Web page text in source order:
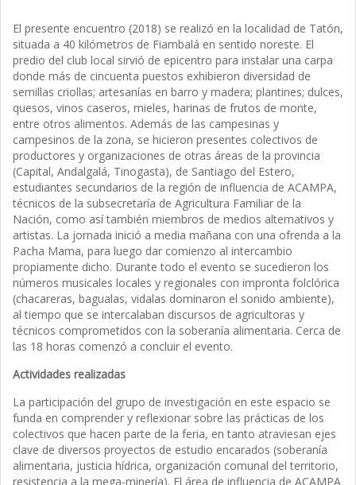
El presente encuentro (2018) se realizó en la localidad de Tatón,
situada a 40 kilómetros de Fiambalá en sentido noreste. El
predio del club local sirvió de epicentro para instalar una carpa
donde más de cincuenta puestos exhibieron diversidad de
semillas criollas; artesanías en barro y madera; plantines; dulces,
quesos, vinos caseros, mieles, harinas de frutos de monte,
entre otros alimentos. Además de las campesinas y
campesinos de la zona, se hicieron presentes colectivos de
productores y organizaciones de otras áreas de la provincia
(Capital, Andalgalá, Tinogasta), de Santiago del Estero,
estudiantes secundarios de la región de influencia de ACAMPA,
técnicos de la subsecretaría de Agricultura Familiar de la
Nación, como así también miembros de medios alternativos y
artistas. La jornada inició a media mañana con una ofrenda a la
Pacha Mama, para luego dar comienzo al intercambio
propiamente dicho. Durante todo el evento se sucedieron los
números musicales locales y regionales con impronta folclórica
(chacareras, bagualas, vidalas dominaron el sonido ambiente),
al tiempo que se intercalaban discursos de agricultoras y
técnicos comprometidos con la soberanía alimentaria. Cerca de
las 18 horas comenzó a concluir el evento.
Actividades realizadas
La participación del grupo de investigación en este espacio se
funda en comprender y reflexionar sobre las prácticas de los
colectivos que hacen parte de la feria, en tanto atraviesan ejes
clave de diversos proyectos de estudio encarados (soberanía
alimentaria, justicia hídrica, organización comunal del territorio,
resistencia a la mega-minería). El área de influencia de ACAMPA